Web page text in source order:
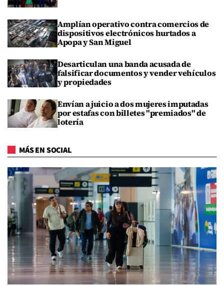
Amplían operativo contra comercios de
dispositivos electrónicos hurtados a
Apopa y San Miguel
Desarticulan una banda acusada de
falsificar documentos y vender vehículos
y propiedades
Envían a juicio a dos mujeres imputadas
por estafas con billetes "premiados" de
lotería
MÁS EN SOCIAL